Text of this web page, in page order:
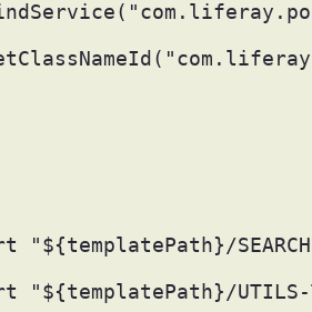
"${templatePath}/
"${templatePath}/